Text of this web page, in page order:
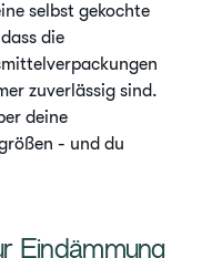
selbst gekochte
die
zuverlässig sind.
deine
- und du
Eindämmung